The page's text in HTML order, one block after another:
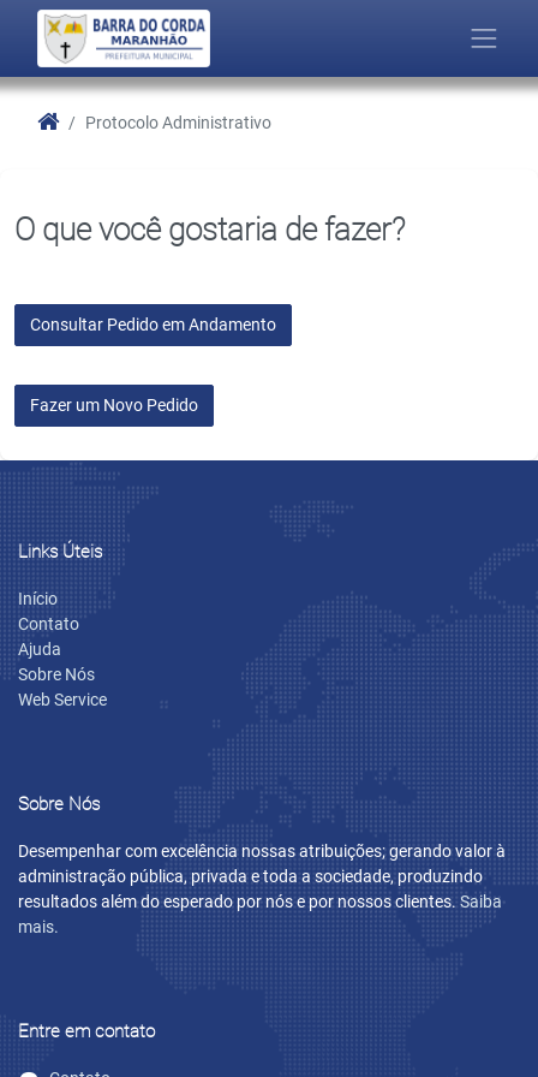
Protocolo Administrativo
O que você gostaria de fazer?
Consultar Pedido em Andamento
Fazer um Novo Pedido
Links Úteis
Início
Contato
Ajuda
Sobre Nós
Web Service
Sobre Nós
Desempenhar com excelência nossas atribuições; gerando valor à
administração pública, privada e toda a sociedade, produzindo
resultados além do esperado por nós e por nossos clientes.Saiba
mais.
Entre em contato